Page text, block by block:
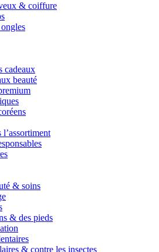
& coiffure
cadeaux
beauté
& soins
& des pieds
& contre les insectes